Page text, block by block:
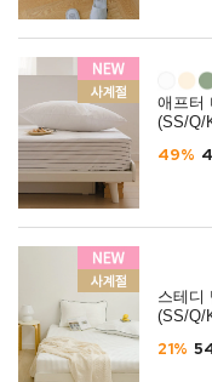
애프터
(SS/Q/
49%
스테디
(SS/Q/
21%